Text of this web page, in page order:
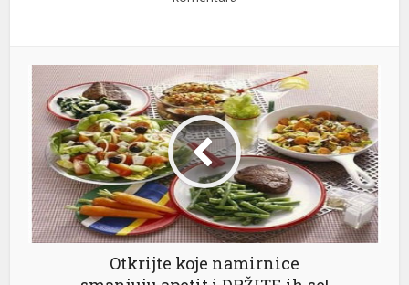
Otkrijte koje namirnice